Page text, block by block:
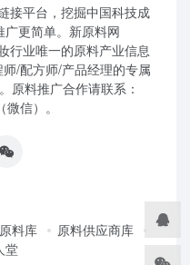
接平台，挖掘中国科技成
更简单。新原料网
行业唯一的原料产业信息
/配方师/产品经理的专属
原料推广合作请联系：
信）。
料库
原料供应商库
堂